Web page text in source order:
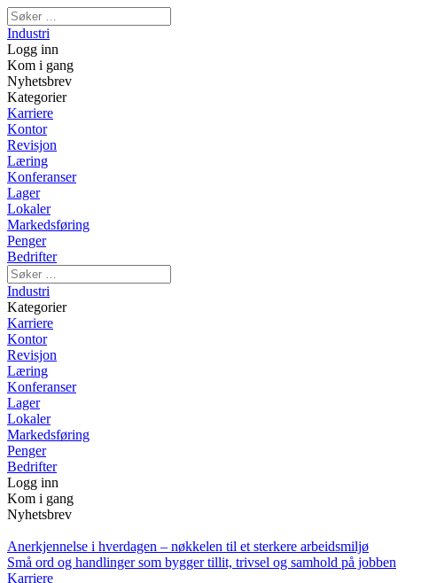
Industri
Logg inn
Kom i gang
Nyhetsbrev
Kategorier
Karriere
Kontor
Revisjon
Læring
Konferanser
Lager
Lokaler
Markedsføring
Penger
Bedrifter
Industri
Kategorier
Karriere
Kontor
Revisjon
Læring
Konferanser
Lager
Lokaler
Markedsføring
Penger
Bedrifter
Logg inn
Kom i gang
Nyhetsbrev
Anerkjennelse i hverdagen – nøkkelen til et sterkere arbeidsmiljø
Små ord og handlinger som bygger tillit, trivsel og samhold på jobben
Karriere